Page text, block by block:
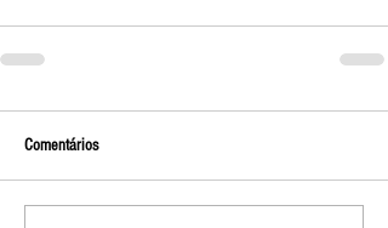
Comentários